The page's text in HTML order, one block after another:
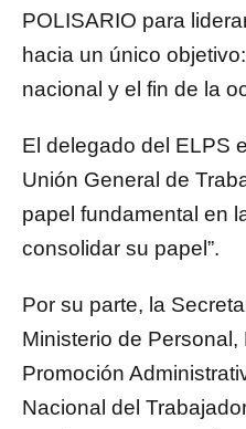
POLISARIO para
hacia un único
nacional y el fin de la
El delegado del ELPS
Unión General de
papel fundamental en
consolidar su papel”.
Por su parte, la
Ministerio de
Promoción
Nacional del